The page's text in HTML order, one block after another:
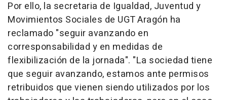
Por ello, la secretaria de Igualdad, Juventud y
Movimientos Sociales de UGT Aragón ha
reclamado "seguir avanzando en
corresponsabilidad y en medidas de
flexibilización de la jornada". "La sociedad tiene
que seguir avanzando, estamos ante permisos
retribuidos que vienen siendo utilizados por los